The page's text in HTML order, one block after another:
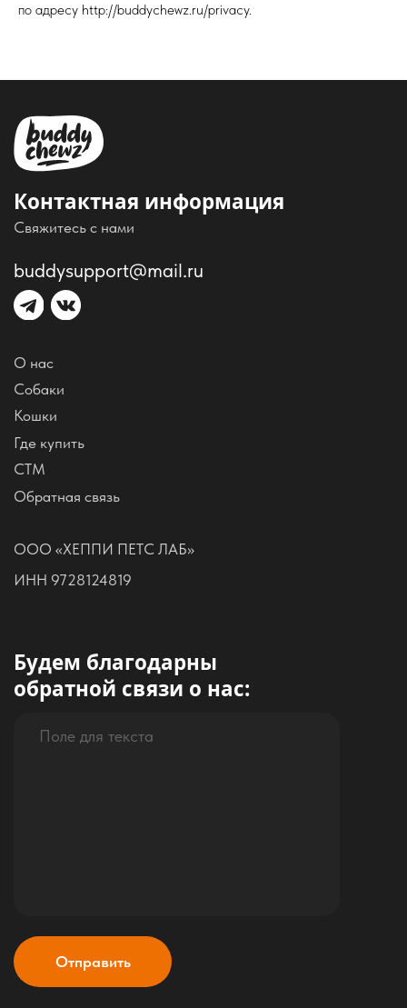
по адресу http://buddychewz.ru/privacy.